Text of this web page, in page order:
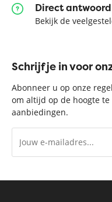
Direct antwoord
Bekijk de
Schrijf je in voor
Abonneer u op onze
om altijd op de hoogte
aanbiedingen.